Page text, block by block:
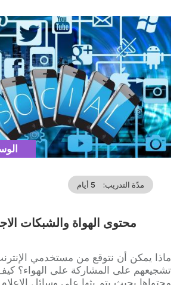
Cover
illustration
مدّة التدريب 5 أيام
محتوى الهواة والشبكات
Accroche
ماذا يمكن أن نتوقع من مستخدمي
تشجيعهم على المشاركة على الهواء؟
محتواها بحيث يتم بثها على وسائل الإعلام